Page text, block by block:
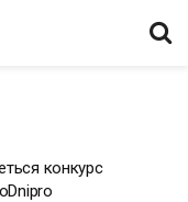
конкурс